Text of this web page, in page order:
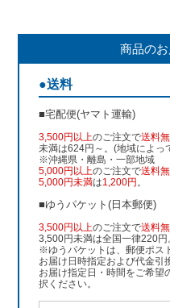
商品の
●送料
■宅配便(ヤマト運輸)
3,500円以上のご注文で送料
未満は624円～。(地域によっ
※沖縄県・離島・一部地域
5,000円以上のご注文で送料
5,000円未満は1,200円 。
■ゆうパケット(日本郵便)
3,500円以上のご注文で送料
3,500円未満は全国一律220円
※ゆうパケットは、郵便ポス
お届け日時指定および代金引
お届け指定日・時間をご希望
択ください。